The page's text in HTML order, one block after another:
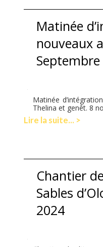
Matinée
nouveaux
Matinée
Thelina et genêt. 8
Lire la suite... >
Chantier
Sables
2024